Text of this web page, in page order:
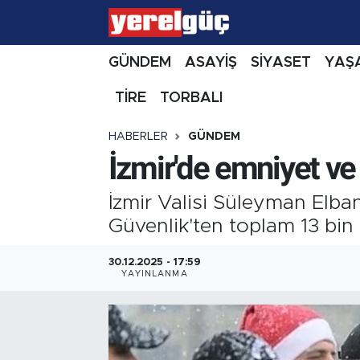
GÜNDEM ASAYİŞ SİYASET
TİRE TORBALI
HABERLER GÜNDEM
İzmir'de emniyet
İzmir Valisi Süleyman
Güvenlik'ten toplam 13
30.12.2025 - 17:59
YAYINLANMA